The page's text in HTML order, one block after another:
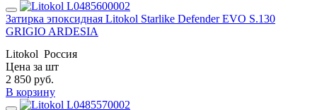
Затирка эпоксидная Litokol Starlike Defender EVO S.130
GRIGIO ARDESIA
Litokol Россия
Цена за шт
2 850 руб.
В корзину